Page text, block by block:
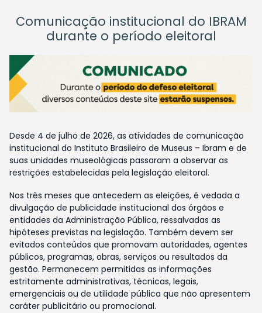
Comunicação institucional do IBRAM
durante o período eleitoral
Desde 4 de julho de 2026, as atividades de comunicação
institucional do Instituto Brasileiro de Museus – Ibram e de
suas unidades museológicas passaram a observar as
restrições estabelecidas pela legislação eleitoral.
Nos três meses que antecedem as eleições, é vedada a
divulgação de publicidade institucional dos órgãos e
entidades da Administração Pública, ressalvadas as
hipóteses previstas na legislação. Também devem ser
evitados conteúdos que promovam autoridades, agentes
públicos, programas, obras, serviços ou resultados da
gestão. Permanecem permitidas as informações
estritamente administrativas, técnicas, legais,
emergenciais ou de utilidade pública que não apresentem
caráter publicitário ou promocional.